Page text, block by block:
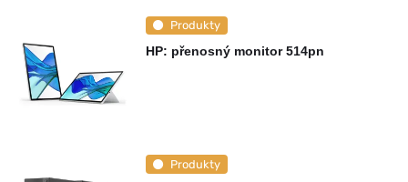
Produkty
HP: přenosný monitor 514pn
Produkty